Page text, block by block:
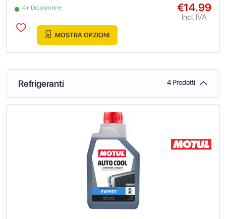
4+ Disponibile €14.99
Incl. IVA
MOSTRA OPZIONI
Refrigeranti 4 Prodotti